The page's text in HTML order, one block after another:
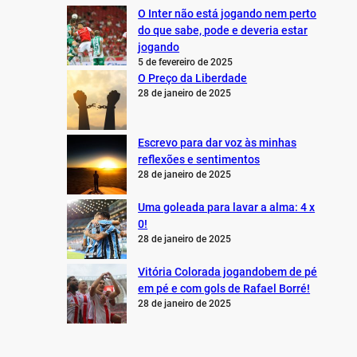
O Inter não está jogando nem perto
do que sabe, pode e deveria estar
jogando
5 de fevereiro de 2025
O Preço da Liberdade
28 de janeiro de 2025
Escrevo para dar voz às minhas
reflexões e sentimentos
28 de janeiro de 2025
Uma goleada para lavar a alma: 4 x
0!
28 de janeiro de 2025
Vitória Colorada jogandobem de pé
em pé e com gols de Rafael Borré!
28 de janeiro de 2025